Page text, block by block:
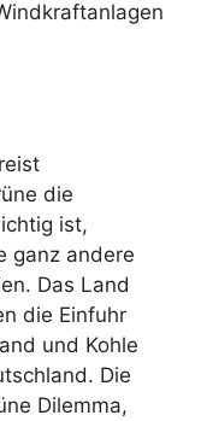
die
ist,
ganz andere
Das Land
die Einfuhr
und Kohle
Die
Dilemma,